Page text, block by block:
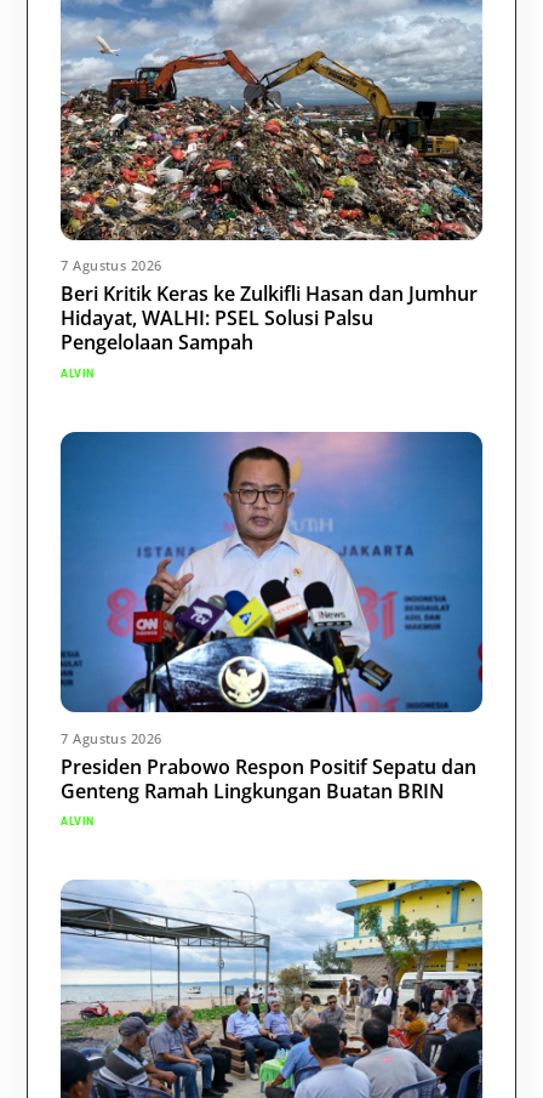
7 Agustus 2026
Beri Kritik Keras ke Zulkifli Hasan dan Jumhur
Hidayat, WALHI: PSEL Solusi Palsu
Pengelolaan Sampah
ALVIN
7 Agustus 2026
Presiden Prabowo Respon Positif Sepatu dan
Genteng Ramah Lingkungan Buatan BRIN
ALVIN